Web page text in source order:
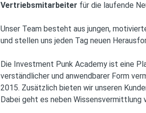
Vertriebsmitarbeiter für die laufende
Unser Team besteht aus jungen,
und stellen uns jeden Tag neuen
Die Investment Punk Academy ist eine
verständlicher und anwendbarer Form
2015. Zusätzlich bieten wir unseren
Dabei geht es neben Wissensvermittlung